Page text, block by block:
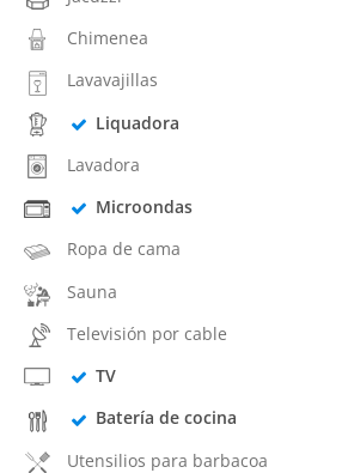
Chimenea
Lavavajillas
Liquadora
Lavadora
Microondas
Ropa de cama
Sauna
Televisión por cable
TV
Batería de cocina
Utensilios para barbacoa